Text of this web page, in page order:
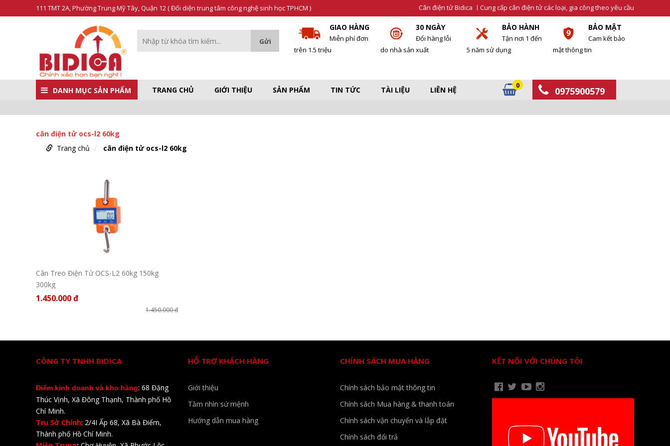
111 TMT 2A, Phường Trung Mỹ Tây, Quận 12 ( Đối diện trung tâm công nghệ sinh học TPHCM ) Cân điện tử Bidica Cung cấp cân điện tử các loại, gia công theo yêu cầu
GIAO HÀNG
Miễn phí đơn
trên 1.5 triệu
30 NGÀY
Đổi hàng lỗi
do nhà sản xuất
BẢO HÀNH
Tận nơi 1 đến
5 năm sử dụng
BẢO MẬT
Cam kết bảo
mật thông tin
DANH MỤC SẢN PHẨM TRANG CHỦ GIỚI THIỆU SẢN PHẨM TIN TỨC TÀI LIỆU LIÊN HỆ 0 0975900579
cân điện tử ocs-l2 60kg
Trang chủ
cân điện tử ocs-l2 60kg
Cân Treo Điện Tử OCS-L2 60kg 150kg
300kg
1.450.000 đ
1.450.000 đ
CÔNG TY TNHH BIDICA
Điểm kinh doanh và kho hàng: 68 Đặng
Thúc Vịnh, Xã Đông Thạnh, Thành phố Hồ
Chí Minh.
Trụ Sở Chính: 2/4I Ấp 68, Xã Bà Điểm,
Thành phố Hồ Chí Minh.
HỖ TRỢ KHÁCH HÀNG
Giới thiệu
Tầm nhìn sứ mệnh
Hướng dẫn mua hàng
CHÍNH SÁCH MUA HÀNG
Chính sách bảo mật thông tin
Chính sách Mua hàng & thanh toán
Chính sách vận chuyển và lắp đặt
Chính sách đổi trả
KẾT NỐI VỚI CHÚNG TÔI